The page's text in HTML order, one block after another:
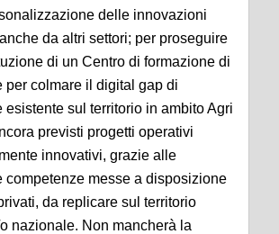
delle innovazioni
da altri settori; per proseguire
di un Centro di formazione di
per colmare il digital gap di
esistente sul territorio in ambito Agri
previsti progetti operativi
innovativi, grazie alle
competenze messe a disposizione
da replicare sul territorio
nazionale. Non mancherà la